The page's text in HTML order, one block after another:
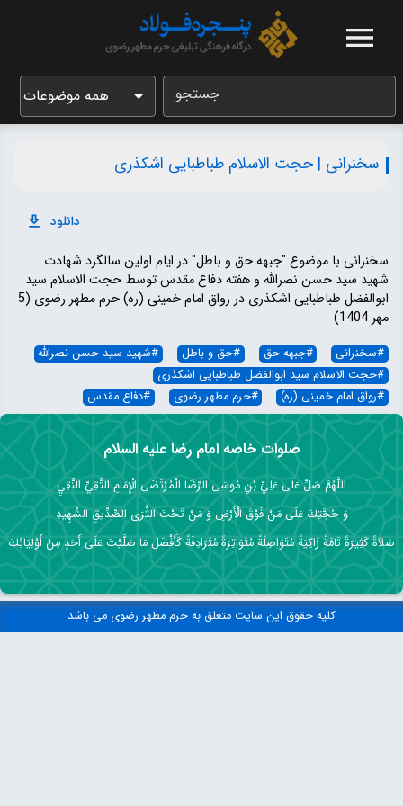
جستجو همه موضوعات
سخنرانی | حجت الاسلام طباطبایی اشکذری
دانلود
سخنرانی با موضوع "جبهه حق و باطل" در ایام اولین سالگرد شهادت
شهید سید حسن نصرالله و هفته دفاع مقدس توسط حجت الاسلام سید
ابوالفضل طباطبایی اشکذری در رواق امام خمینی (ره) حرم مطهر رضوی (5
مهر 1404)
#سخنرانی #جبهه حق #حق و باطل #شهید سید حسن نصرالله
#حجت الاسلام سید ابوالفضل طباطبایی اشکذری
#رواق امام خمینی (ره) #حرم مطهر رضوی #دفاع مقدس
صلوات خاصه امام رضا علیه السلام
اللَّهُمَّ صَلِّ عَلَى عَلِيِّ بْنِ مُوسَى الرِّضَا الْمُرْتَضَى الْإِمَامِ التَّقِيِّ النَّقِيِ
وَ حُجَّتِكَ عَلَى مَنْ فَوْقَ الْأَرْضِ وَ مَنْ تَحْتَ الثَّرَى الصِّدِّيقِ الشَّهِيدِ
صَلاَةً كَثِيرَةً تَامَّةً زَاكِيَةً مُتَوَاصِلَةً مُتَوَاتِرَةً مُتَرَادِفَةً كَأَفْضَلِ مَا صَلَّيْتَ عَلَى أَحَدٍ مِنْ أَوْلِيَائِكَ
کلیه حقوق این سایت متعلق به حرم مطهر رضوی می باشد